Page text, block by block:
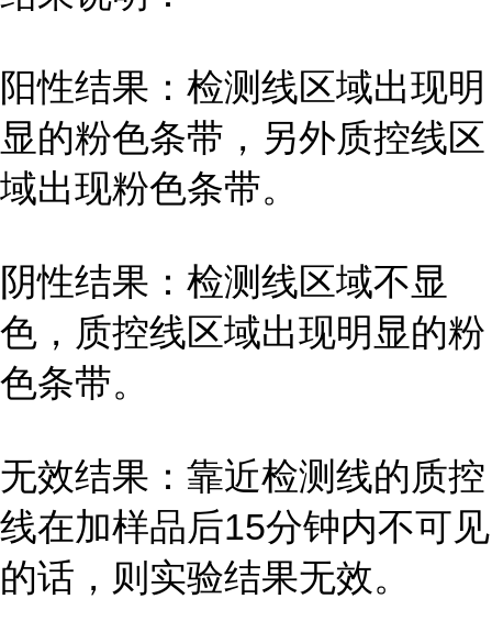
阳性结果：检测线区域出现明
显的粉色条带，另外质控线区
域出现粉色条带。
阴性结果：检测线区域不显
色，质控线区域出现明显的粉
色条带。
无效结果：靠近检测线的质控
线在加样品后15分钟内不可见
的话，则实验结果无效。